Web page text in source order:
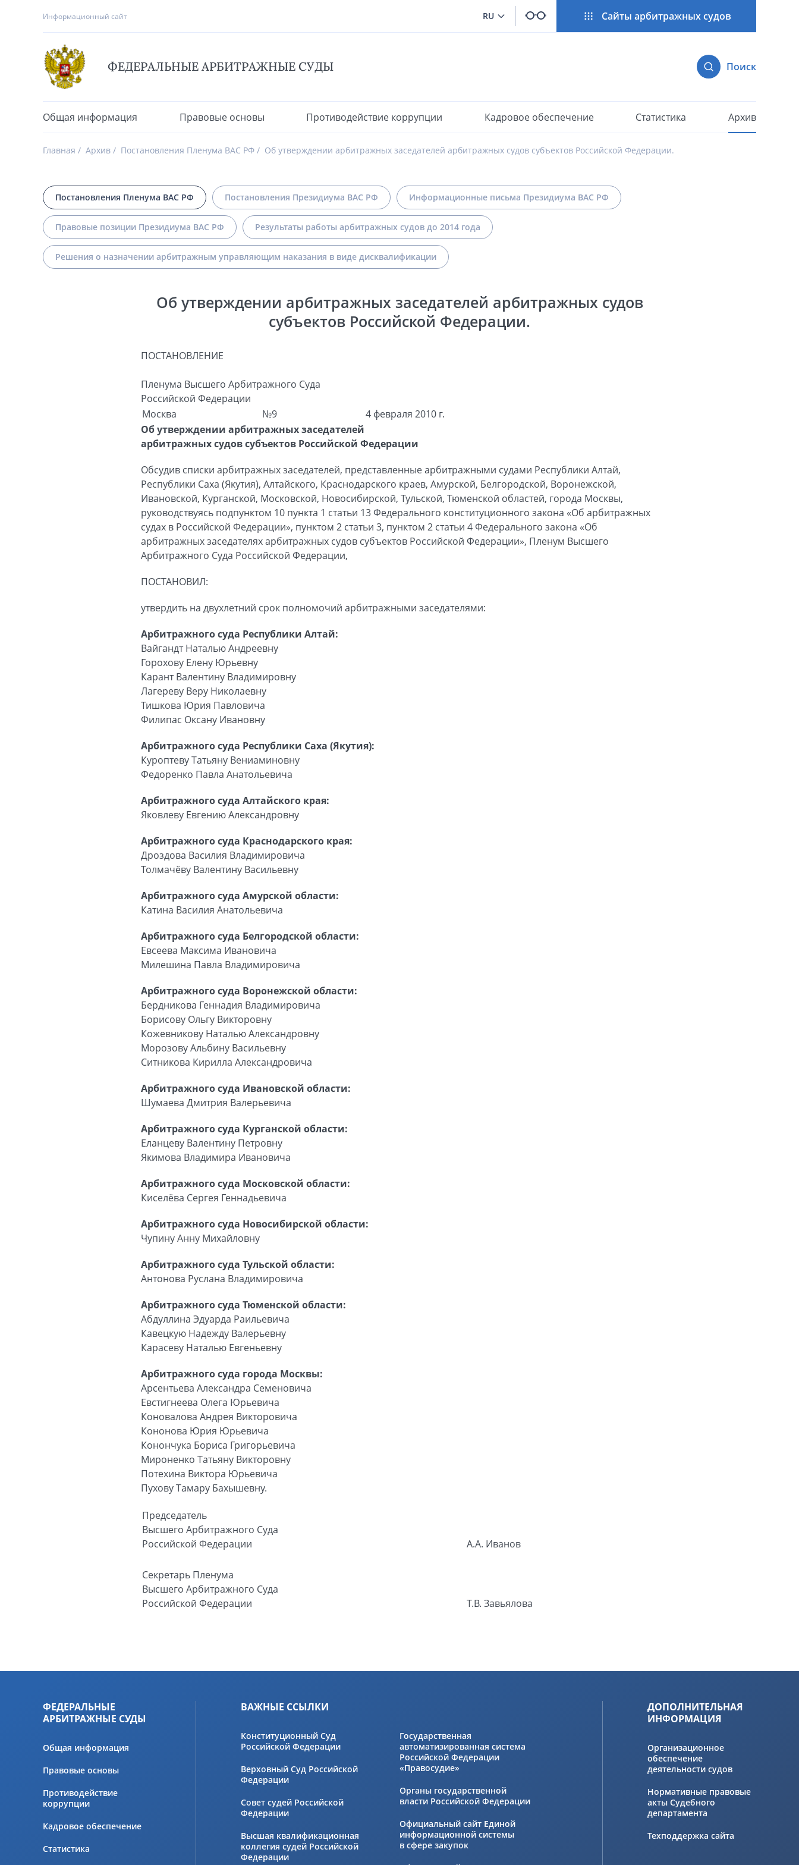
Информационный сайт RU Сайты арбитражных судов
ФЕДЕРАЛЬНЫЕ АРБИТРАЖНЫЕ СУДЫ Поиск
Общая информация Правовые основы Противодействие коррупции Кадровое обеспечение Статистика Архив
Главная Архив Постановления Пленума ВАС РФ Об утверждении арбитражных заседателей арбитражных судов субъектов Российской Федерации.
Постановления Пленума ВАС РФ Постановления Президиума ВАС РФ Информационные письма Президиума ВАС РФ
Правовые позиции Президиума ВАС РФ Результаты работы арбитражных судов до 2014 года
Решения о назначении арбитражным управляющим наказания в виде дисквалификации
Об утверждении арбитражных заседателей арбитражных судов
субъектов Российской Федерации.
ПОСТАНОВЛЕНИЕ
Пленума Высшего Арбитражного Суда
Российской Федерации
Москва
№9
4 февраля 2010 г.
Об утверждении арбитражных заседателей
арбитражных судов субъектов Российской Федерации
Обсудив списки арбитражных заседателей, представленные арбитражными судами Республики Алтай,
Республики Саха (Якутия), Алтайского, Краснодарского краев, Амурской, Белгородской, Воронежской,
Ивановской, Курганской, Московской, Новосибирской, Тульской, Тюменской областей, города Москвы,
руководствуясь подпунктом 10 пункта 1 статьи 13 Федерального конституционного закона «Об арбитражных
судах в Российской Федерации», пунктом 2 статьи 3, пунктом 2 статьи 4 Федерального закона «Об
арбитражных заседателях арбитражных судов субъектов Российской Федерации», Пленум Высшего
Арбитражного Суда Российской Федерации,
ПОСТАНОВИЛ:
утвердить на двухлетний срок полномочий арбитражными заседателями:
Арбитражного суда Республики Алтай:
Вайгандт Наталью Андреевну
Горохову Елену Юрьевну
Карант Валентину Владимировну
Лагереву Веру Николаевну
Тишкова Юрия Павловича
Филипас Оксану Ивановну
Арбитражного суда Республики Саха (Якутия):
Куроптеву Татьяну Вениаминовну
Федоренко Павла Анатольевича
Арбитражного суда Алтайского края:
Яковлеву Евгению Александровну
Арбитражного суда Краснодарского края:
Дроздова Василия Владимировича
Толмачёву Валентину Васильевну
Арбитражного суда Амурской области:
Катина Василия Анатольевича
Арбитражного суда Белгородской области:
Евсеева Максима Ивановича
Милешина Павла Владимировича
Арбитражного суда Воронежской области:
Бердникова Геннадия Владимировича
Борисову Ольгу Викторовну
Кожевникову Наталью Александровну
Морозову Альбину Васильевну
Ситникова Кирилла Александровича
Арбитражного суда Ивановской области:
Шумаева Дмитрия Валерьевича
Арбитражного суда Курганской области:
Еланцеву Валентину Петровну
Якимова Владимира Ивановича
Арбитражного суда Московской области:
Киселёва Сергея Геннадьевича
Арбитражного суда Новосибирской области:
Чупину Анну Михайловну
Арбитражного суда Тульской области:
Антонова Руслана Владимировича
Арбитражного суда Тюменской области:
Абдуллина Эдуарда Раильевича
Кавецкую Надежду Валерьевну
Карасеву Наталью Евгеньевну
Арбитражного суда города Москвы:
Арсентьева Александра Семеновича
Евстигнеева Олега Юрьевича
Коновалова Андрея Викторовича
Кононова Юрия Юрьевича
Конончука Бориса Григорьевича
Мироненко Татьяну Викторовну
Потехина Виктора Юрьевича
Пухову Тамару Бахышевну.
Председатель
Высшего Арбитражного Суда
Российской Федерации
А.А. Иванов
Секретарь Пленума
Высшего Арбитражного Суда
Российской Федерации
Т.В. Завьялова
ФЕДЕРАЛЬНЫЕ
АРБИТРАЖНЫЕ СУДЫ
Общая информация
Правовые основы
Противодействие
коррупции
Кадровое обеспечение
Статистика
ВАЖНЫЕ ССЫЛКИ
Конституционный Суд
Российской Федерации
Верховный Суд Российской
Федерации
Совет судей Российской
Федерации
Высшая квалификационная
коллегия судей Российской
Федерации
Государственная
автоматизированная система
Российской Федерации
«Правосудие»
Органы государственной
власти Российской Федерации
Официальный сайт Единой
информационной системы
в сфере закупок
ДОПОЛНИТЕЛЬНАЯ
ИНФОРМАЦИЯ
Организационное
обеспечение
деятельности судов
Нормативные правовые
акты Судебного
департамента
Техподдержка сайта